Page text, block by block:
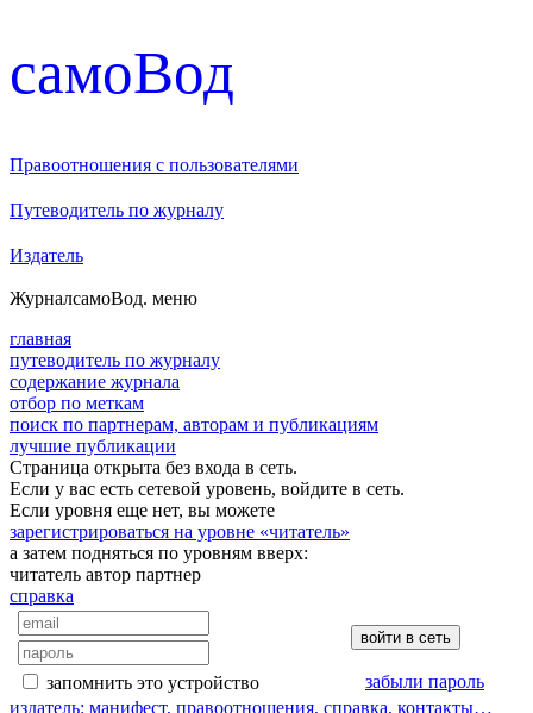
cамоВод
Правоотношения с пользователями
Путеводитель по журналу
Издатель
ЖурналсамоВод. меню
главная
путеводитель по журналу
содержание журнала
отбор по меткам
поиск по партнерам, авторам и публикациям
лучшие публикации
Страница открыта без входа в сеть.
Если у вас есть сетевой уровень, войдите в сеть.
Если уровня еще нет, вы можете
зарегистрироваться на уровне «читатель»
а затем подняться по уровням вверх:
читатель автор партнер
справка
запомнить это устройство
забыли пароль
издатель: манифест, правоотношения, справка, контакты…